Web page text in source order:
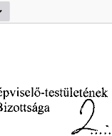
ő-testületének